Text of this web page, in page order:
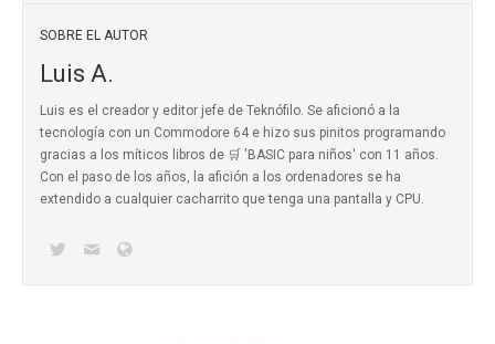
SOBRE EL AUTOR
Luis A.
Luis es el creador y editor jefe de Teknófilo. Se aficionó a la
tecnología con un Commodore 64 e hizo sus pinitos programando
gracias a los míticos libros de 🛒 'BASIC para niños' con 11 años.
Con el paso de los años, la afición a los ordenadores se ha
extendido a cualquier cacharrito que tenga una pantalla y CPU.